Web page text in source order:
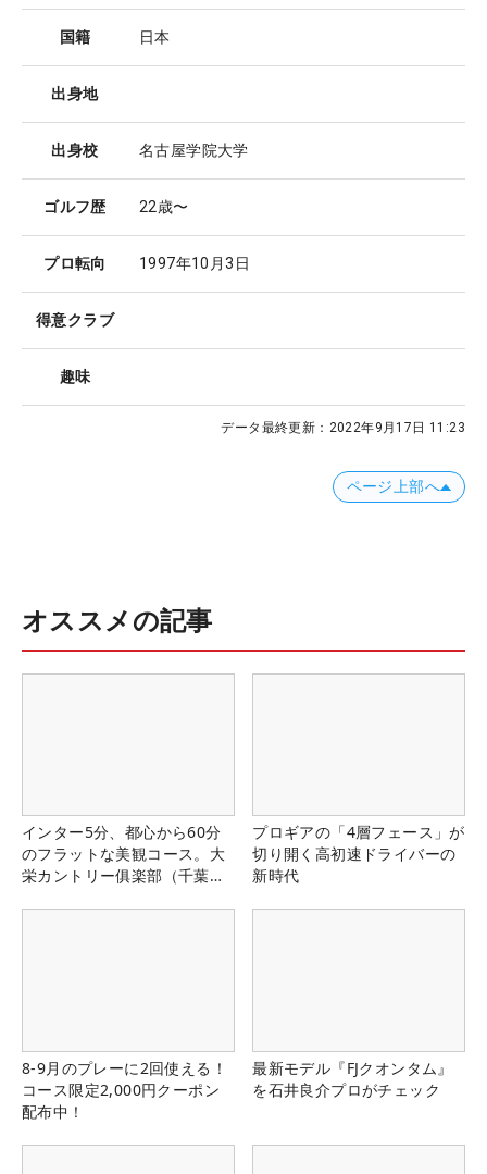
国籍 日本
出身地
出身校 名古屋学院大学
ゴルフ歴 22歳〜
プロ転向 1997年10月3日
得意クラブ
趣味
データ最終更新： 2022年9月17日 11:23
ページ上部へ
オススメの記事
インター5分、都心から60分
のフラットな美観コース。大
栄カントリー俱楽部（千葉
プロギアの「4層フェース」が
切り開く高初速ドライバーの
新時代
8-9月のプレーに2回使える！
コース限定2,000円クーポン
配布中！
最新モデル『FJクオンタム』
を石井良介プロがチェック